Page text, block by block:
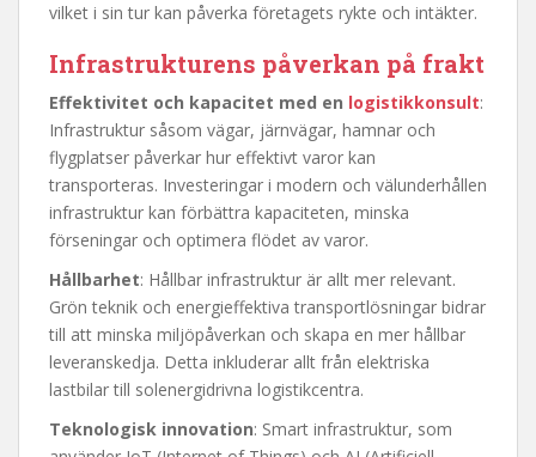
vilket i sin tur kan påverka företagets rykte och intäkter.
Infrastrukturens påverkan på frakt
Effektivitet och kapacitet med en logistikkonsult:
Infrastruktur såsom vägar, järnvägar, hamnar och
flygplatser påverkar hur effektivt varor kan
transporteras. Investeringar i modern och välunderhållen
infrastruktur kan förbättra kapaciteten, minska
förseningar och optimera flödet av varor.
Hållbarhet: Hållbar infrastruktur är allt mer relevant.
Grön teknik och energieffektiva transportlösningar bidrar
till att minska miljöpåverkan och skapa en mer hållbar
leveranskedja. Detta inkluderar allt från elektriska
lastbilar till solenergidrivna logistikcentra.
Teknologisk innovation: Smart infrastruktur, som